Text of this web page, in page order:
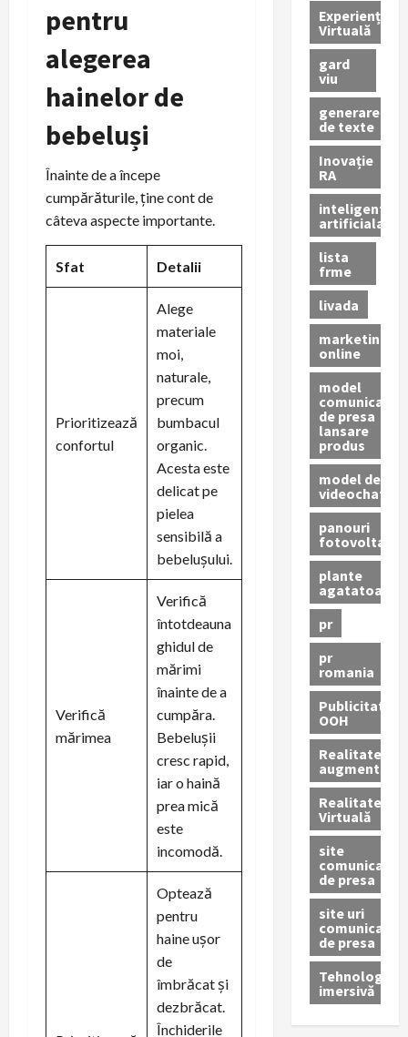
pentru
alegerea
hainelor de
bebeluși
Înainte de a începe
cumpărăturile, ține cont de
câteva aspecte importante.
Sfat Detalii
Prioritizează
confortul
Alege
materiale
moi,
naturale,
precum
bumbacul
organic.
Acesta este
delicat pe
pielea
sensibilă a
bebelușului.
Verifică
mărimea
Verifică
întotdeauna
ghidul de
mărimi
înainte de a
cumpăra.
Bebeluşii
cresc rapid,
iar o haină
prea mică
este
incomodă.
Optează
pentru
haine ușor
de
îmbrăcat și
dezbrăcat.
Închiderile
Experiență
Virtuală
gard
viu
generare
de texte
Inovație
RA
inteligenta
artificiala
lista
frme
livada
marketing
online
model
comunicat
de presa
lansare
produs
model de
videochat
panouri
fotovoltaice
plante
agatatoare
pr
pr
romania
Publicitate
OOH
Realitatea
augmentată
Realitatea
Virtuală
site
comunicate
de presa
site uri
comunicate
de presa
Tehnologie
imersivă